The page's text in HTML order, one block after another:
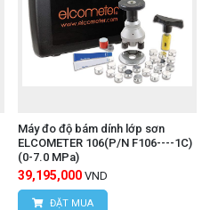
Máy đo độ bám dính lớp sơn
ELCOMETER 106(P/N F106----1C)
(0-7.0 MPa)
39,195,000 VND
ĐẶT MUA